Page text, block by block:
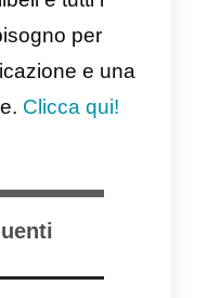
Quando
che
il sito Web
in tempo reale. In